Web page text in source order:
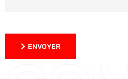
ENVOYER